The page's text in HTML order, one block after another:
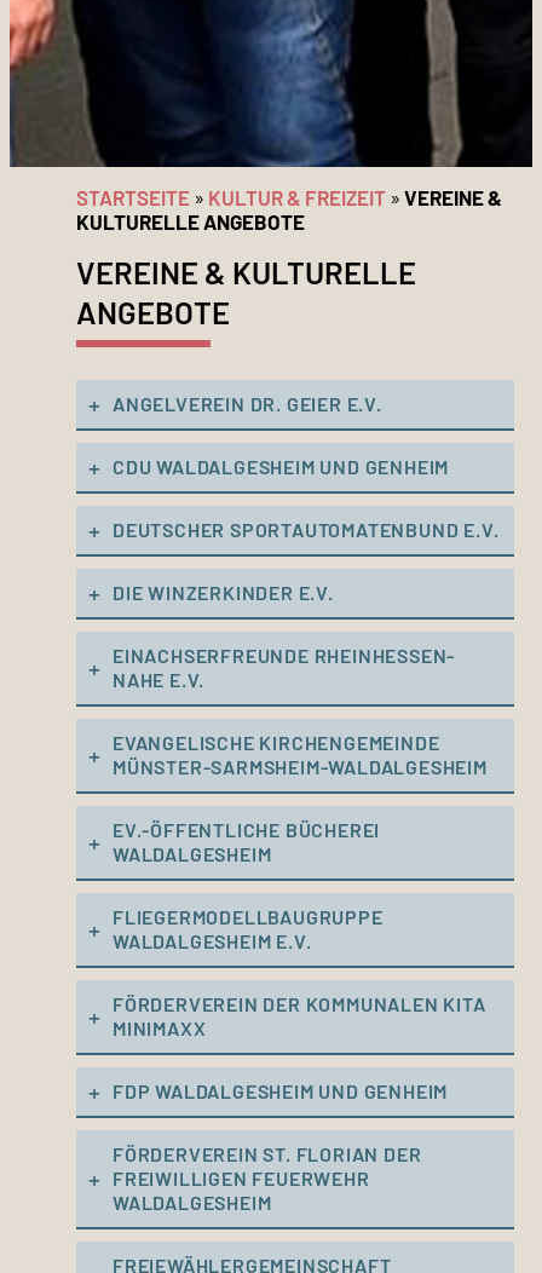
STARTSEITE » KULTUR & FREIZEIT » VEREINE &
KULTURELLE ANGEBOTE
VEREINE & KULTURELLE
ANGEBOTE
ANGELVEREIN DR. GEIER E.V.
CDU WALDALGESHEIM UND GENHEIM
DEUTSCHER SPORTAUTOMATENBUND E.V.
DIE WINZERKINDER E.V.
EINACHSERFREUNDE RHEINHESSEN-
NAHE E.V.
EVANGELISCHE KIRCHENGEMEINDE
MÜNSTER-SARMSHEIM-WALDALGESHEIM
EV.-ÖFFENTLICHE BÜCHEREI
WALDALGESHEIM
FLIEGERMODELLBAUGRUPPE
WALDALGESHEIM E.V.
FÖRDERVEREIN DER KOMMUNALEN KITA
MINIMAXX
FDP WALDALGESHEIM UND GENHEIM
FÖRDERVEREIN ST. FLORIAN DER
FREIWILLIGEN FEUERWEHR
WALDALGESHEIM
FREIEWÄHLERGEMEINSCHAFT